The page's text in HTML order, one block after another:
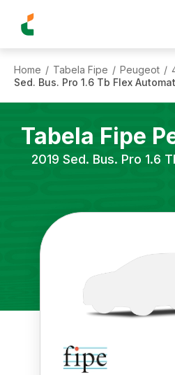
Home / Tabela Fipe / Peugeot /
Sed. Bus. Pro 1.6 Tb Flex
Tabela Fipe
2019 Sed. Bus. Pro 1.6